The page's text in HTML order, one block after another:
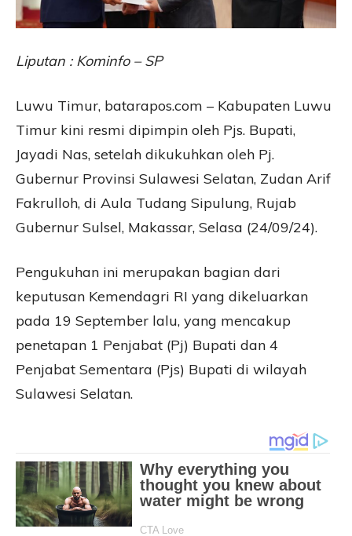
Liputan : Kominfo – SP
Luwu Timur, batarapos.com – Kabupaten Luwu
Timur kini resmi dipimpin oleh Pjs. Bupati,
Jayadi Nas, setelah dikukuhkan oleh Pj.
Gubernur Provinsi Sulawesi Selatan, Zudan Arif
Fakrulloh, di Aula Tudang Sipulung, Rujab
Gubernur Sulsel, Makassar, Selasa (24/09/24).
Pengukuhan ini merupakan bagian dari
keputusan Kemendagri RI yang dikeluarkan
pada 19 September lalu, yang mencakup
penetapan 1 Penjabat (Pj) Bupati dan 4
Penjabat Sementara (Pjs) Bupati di wilayah
Sulawesi Selatan.